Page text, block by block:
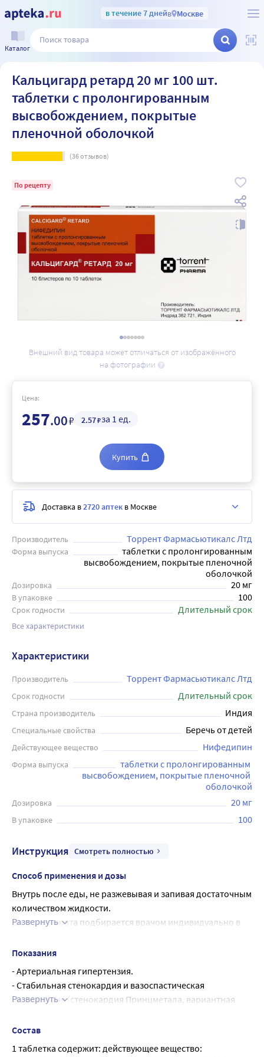
в течение 7 днейв Москве
Каталог
Кальцигард ретард 20 мг 100 шт.
таблетки с пролонгированным
высвобождением, покрытые
пленочной оболочкой
(36отзывов)
По рецепту
Внешний вид товара может отличаться от изображённого
на фотографии
Производитель Торрент Фармасьютикалс Лтд
Форма выпуска
таблетки с пролонгированным
высвобождением, покрытые пленочной
оболочкой
Дозировка 20 мг
В упаковке 100
Срок годности Длительный срок
Все характеристики
Цена:
257.00₽ 2.57₽за 1 ед.
Купить
Доставка в2720 аптек в Москве
Характеристики
Производитель Торрент Фармасьютикалс Лтд
Срок годности Длительный срок
Страна производитель Индия
Специальные свойства Беречь от детей
Действующее вещество Нифедипин
Форма выпуска
таблетки с пролонгированным
высвобождением, покрытые пленочной
оболочкой
Дозировка 20 мг
В упаковке 100
Инструкция Смотреть полностью
Способ применения и дозы
Внутрь после еды, не разжевывая и запивая достаточным
количеством жидкости.
Доза препарата подбирается врачом индивидуально в
чувствительностью пациента к препарату. Для
цереброваскулярными заболеваниями и у пожилых
пациентов доза должна быть снижена.
Одновременный прием пищи задерживает, но не
желудочно-кишечного тракта.
Рекомендуемая схема дозирования для взрослых:
Развернуть
Показания
- Артериальная гипертензия.
- Стабильная стенокардия и вазоспастическая
стенокардия (стенокардия Принцметала, вариантная
Развернуть
Состав
1 таблетка содержит: действующее вещество: